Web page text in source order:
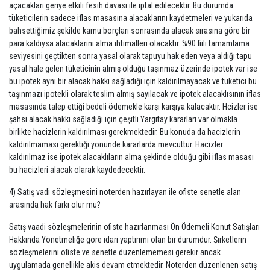
açacakları geriye etkili fesih davası ile iptal edilecektir. Bu durumda
tüketicilerin sadece iflas masasına alacaklarını kaydetmeleri ve yukarıda
bahsettiğimiz şekilde kamu borçları sonrasında alacak sırasına göre bir
para kaldıysa alacaklarını alma ihtimalleri olacaktır. %90 fiili tamamlama
seviyesini geçtikten sonra yasal olarak tapuyu hak eden veya aldığı tapu
yasal hale gelen tüketicinin almış olduğu taşınmaz üzerinde ipotek var ise
bu ipotek ayni bir alacak hakkı sağladığı için kaldırılmayacak ve tüketici bu
taşınmazı ipotekli olarak teslim almış sayılacak ve ipotek alacaklısının iflas
masasında talep ettiği bedeli ödemekle karşı karşıya kalacaktır. Hcizler ise
şahsi alacak hakkı sağladığı için çeşitli Yargıtay kararları var olmakla
birlikte hacizlerin kaldırılması gerekmektedir. Bu konuda da hacizlerin
kaldırılmaması gerektiği yönünde kararlarda mevcuttur. Hacizler
kaldırılmaz ise ipotek alacaklıların alma şeklinde olduğu gibi iflas masası
bu hacizleri alacak olarak kaydedecektir.
4) Satış vadi sözleşmesini noterden hazırlayan ile ofiste senetle alan
arasında hak farkı olur mu?
Satış vaadi sözleşmelerinin ofiste hazırlanması Ön Ödemeli Konut Satışları
Hakkında Yönetmeliğe göre idari yaptırımı olan bir durumdur. Şirketlerin
sözleşmelerini ofiste ve senetle düzenlememesi gerekir ancak
uygulamada genellikle akis devam etmektedir. Noterden düzenlenen satış